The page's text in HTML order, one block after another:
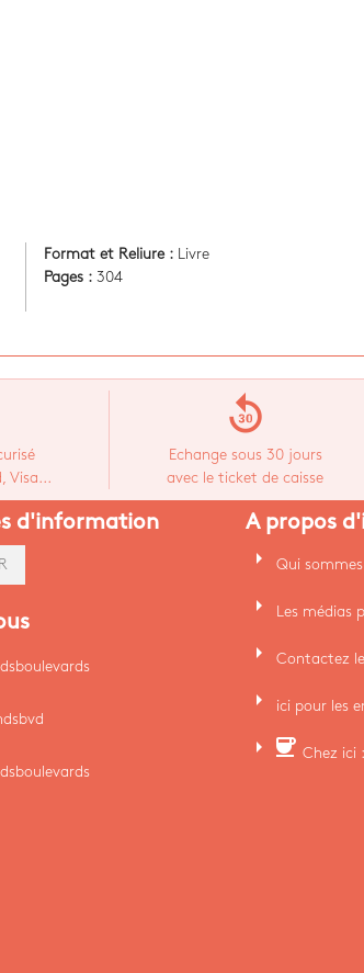
Format et Reliure :
Livre
Pages : 304
Visa...
replay_30
Echange sous 30 jours
avec le ticket de caisse
d'information A propos
arrow_right Qui
arrow_right Les médias
arrow_right Contactez
arrow_right ici pour les
arrow_right coffee Chez ici